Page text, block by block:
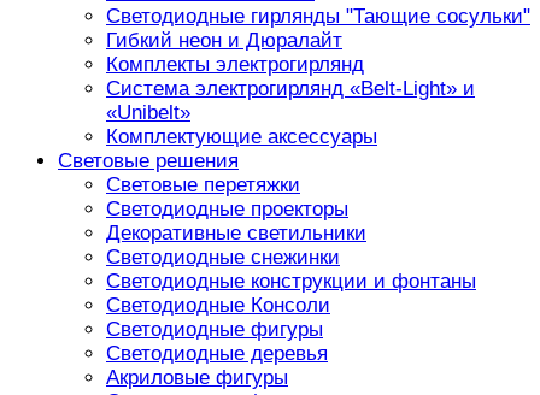
Светодиодные гирлянды "Тающие сосульки"
Гибкий неон и Дюралайт
Комплекты электрогирлянд
Система электрогирлянд «Belt-Light» и
«Unibelt»
Комплектующие аксессуары
Световые решения
Световые перетяжки
Светодиодные проекторы
Декоративные светильники
Светодиодные снежинки
Светодиодные конструкции и фонтаны
Светодиодные Консоли
Светодиодные фигуры
Светодиодные деревья
Акриловые фигуры